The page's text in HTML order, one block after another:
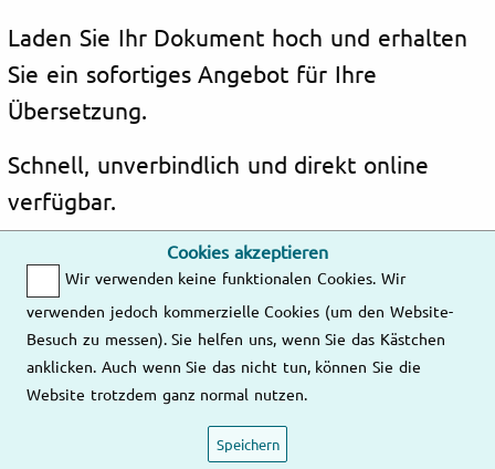
Laden Sie Ihr Dokument hoch und erhalten
Sie ein sofortiges Angebot für Ihre
Übersetzung.
Schnell, unverbindlich und direkt online
verfügbar.
Kosten berechnenCookies akzeptieren
Wir verwenden keine funktionalen Cookies. Wir
verwenden jedoch kommerzielle Cookies (um den Website-
Besuch zu messen). Sie helfen uns, wenn Sie das Kästchen
anklicken. Auch wenn Sie das nicht tun, können Sie die
Website trotzdem ganz normal nutzen.
Speichern
E-Mail Telefon
Mo – Fr